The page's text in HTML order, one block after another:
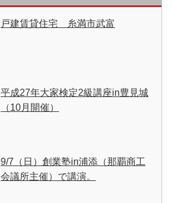
戸建賃貸住宅 糸満市武富
平成27年大家検定2級講座in豊見城
（10月開催）
9/7（日）創業塾in浦添（那覇商工
会議所主催）で講演。